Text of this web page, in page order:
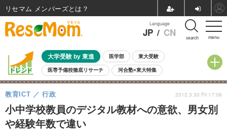
menu
Language
JP / CN search
大学受験 by 東進 医学部 東大受験
医専予備校徹底リサーチ 河合塾×東大特集
親子で考える大学選び 高校受験 中学受験 小学校受験
共通テスト 夏休み
8月開催イベント・WS 全国公立高校 過去問 人気記事
自由研究教材（小学生向け）
小中学校教員のデジタル教材への意欲、男女別
や経験年数で違い
教育ICT 行政 2012.3.30 Fri 17:08
リセマム メンバーズ